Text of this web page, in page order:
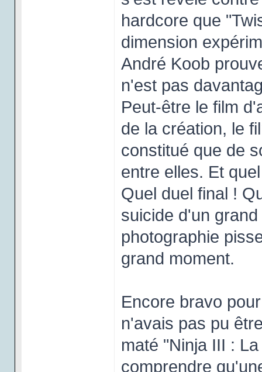
hardcore que
dimension
André Koob
n'est pas
Peut-être le film
de la création, le
constitué que de
entre elles. Et
Quel duel final !
suicide d'un
photographie
grand moment.
Encore bravo
n'avais pas pu
maté "Ninja III :
comprendre